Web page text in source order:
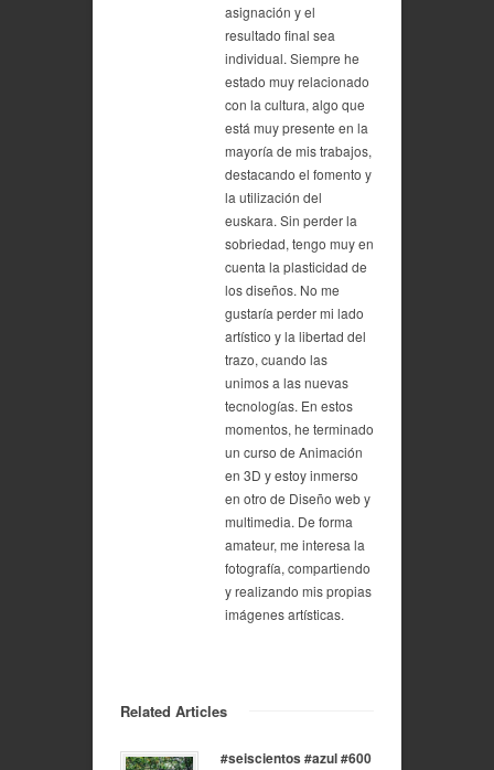
asignación y el
resultado final sea
individual. Siempre he
estado muy relacionado
con la cultura, algo que
está muy presente en la
mayoría de mis trabajos,
destacando el fomento y
la utilización del
euskara. Sin perder la
sobriedad, tengo muy en
cuenta la plasticidad de
los diseños. No me
gustaría perder mi lado
artístico y la libertad del
trazo, cuando las
unimos a las nuevas
tecnologías. En estos
momentos, he terminado
un curso de Animación
en 3D y estoy inmerso
en otro de Diseño web y
multimedia. De forma
amateur, me interesa la
fotografía, compartiendo
y realizando mis propias
imágenes artísticas.
Related Articles
#seiscientos #azul #600